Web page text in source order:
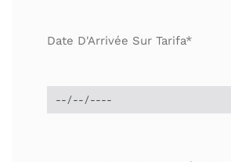
Date D'Arrivée Sur Tarifa*